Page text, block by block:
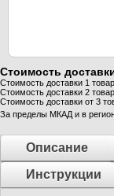
Стоимость
Стоимость доставки 1
Стоимость доставки 2
Стоимость доставки от 3
За пределы МКАД и в
Описание
Инструкции